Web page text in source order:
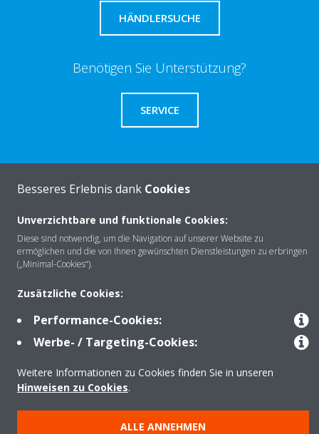
HÄNDLERSUCHE
Benötigen Sie Unterstützung?
SERVICE
Über Daikin
Lösungen
Kontakt
Copyright © Daikin
Besseres Erlebnis dank Cookies
Unverzichtbare und funktionale Cookies:
Diese sind notwendig, um die Navigation auf unserer Website zu
ermöglichen und die von Ihnen gewünschten Dienstleistungen zu erbringen
(„Minimal-Cookies“).
Zusätzliche Cookies:
Performance-Cookies:
Werbe- / Targeting-Cookies:
Weitere Informationen zu Cookies finden Sie in unseren
Hinweisen zu Cookies.
ALLE ANNEHMEN